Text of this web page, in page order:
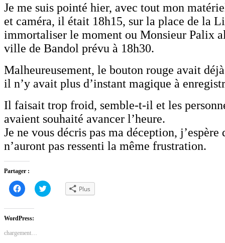
Je me suis pointé hier, avec tout mon
et caméra, il était 18h15, sur la place de la
immortaliser le moment ou Monsieur Palix
ville de Bandol prévu à 18h30.
Malheureusement, le bouton rouge avait
il n’y avait plus d’instant magique à
Il faisait trop froid, semble-t-il et les
avaient souhaité avancer l’heure.
Je ne vous décris pas ma déception, j’espère
n’auront pas ressenti la même frustration.
Partager :
Cliquez
pour
partager
Facebook(ouvre
dans
une
fenêtre)
Cliquez
pour Plus
WordPress:
chargement…